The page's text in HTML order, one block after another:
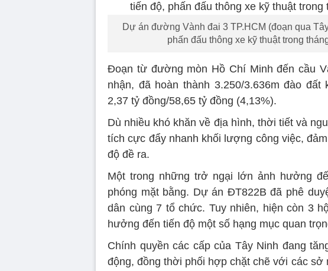
Dự án đường Vành đai 3 TP.HCM (đoạn qua
phấn đấu thông xe kỹ thuật trong
Đoạn từ đường mòn Hồ Chí Minh đến cầu
nhận, đã hoàn thành 3.250/3.636m đào
2,37 tỷ đồng/58,65 tỷ đồng (4,13%).
Dù nhiều khó khăn về địa hình, thời tiết và
tích cực đẩy nhanh khối lượng công việc,
độ đề ra.
Một trong những trở ngại lớn ảnh hưởng
phóng mặt bằng. Dự án ĐT822B đã phê
dân cùng 7 tổ chức. Tuy nhiên, hiện còn 3
hưởng đến tiến độ một số hạng mục quan
Chính quyền các cấp của Tây Ninh đang
động, đồng thời phối hợp chặt chẽ với các